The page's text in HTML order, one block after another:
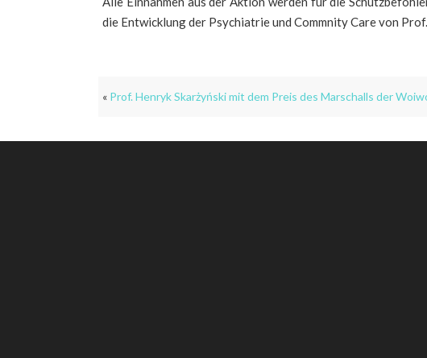
die Entwicklung der Psychiatrie und Commnity Care von
« Prof. Henryk Skarżyński mit dem Preis des Marschalls der